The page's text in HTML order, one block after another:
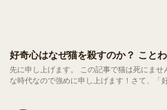
好奇心はなぜ猫を殺すのか？ こと
先に申し上げます。 この記事で猫は死にません 。ことわざの話です！ センシティブ
な時代なので強めに申し上げます！さて、「